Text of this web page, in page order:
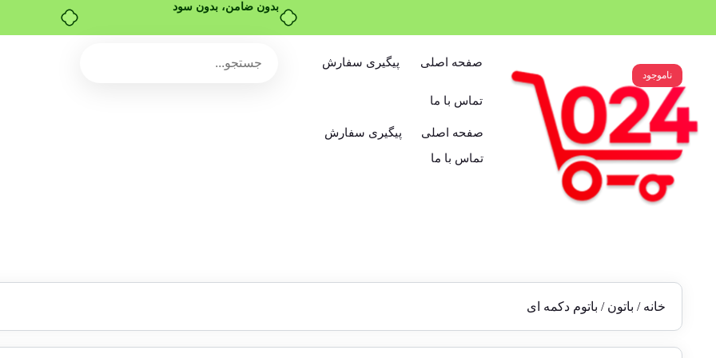
بدون ضامن، بدون سود
صفحه اصلی پیگیری سفارش
تماس با ما
صفحه اصلی
پیگیری سفارش
تماس با ما
خانه / باتون / باتوم دکمه ای
ناموجود